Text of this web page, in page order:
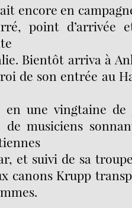
encore en
point d’arrivée
Bientôt arriva à
de son entrée au
en une vingtaine
de musiciens
et suivi de sa
canons Krupp